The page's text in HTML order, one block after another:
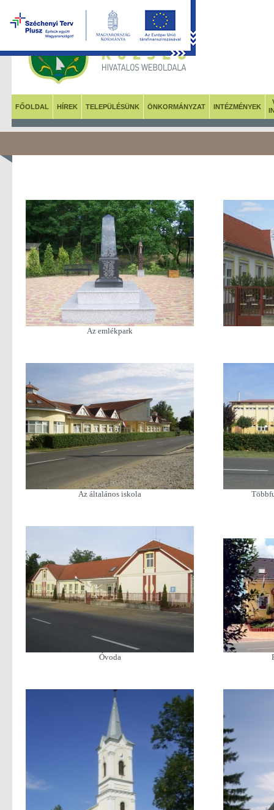
FŐOLDAL HÍREK TELEPÜLÉSÜNK ÖNKORMÁNYZAT INTÉZMÉNYEK
Az emlékpark
Az általános iskola
Óvoda